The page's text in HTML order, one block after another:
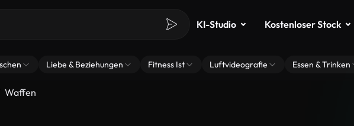
KI-Studio Kostenloser Stock
Liebe & Beziehungen Fitness Ist Luftvideografie Essen & Trinken
Waffen